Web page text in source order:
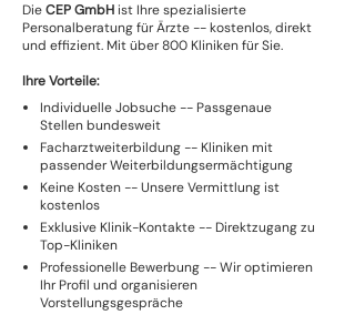
DieCEP GmbH ist Ihre spezialisierte
Personalberatung für Ärzte -- kostenlos, direkt
und effizient. Mit über 800 Kliniken für Sie.
Ihre Vorteile:
Individuelle Jobsuche -- Passgenaue
Stellen bundesweit
Facharztweiterbildung -- Kliniken mit
passender Weiterbildungsermächtigung
Keine Kosten -- Unsere Vermittlung ist
kostenlos
Exklusive Klinik-Kontakte -- Direktzugang zu
Top-Kliniken
Professionelle Bewerbung -- Wir optimieren
Ihr Profil und organisieren
Vorstellungsgespräche